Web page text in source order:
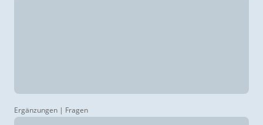
Ergänzungen | Fragen